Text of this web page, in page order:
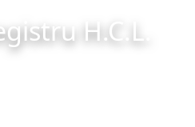
H.C.L.